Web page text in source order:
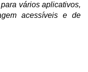
vários aplicativos,
acessíveis e de